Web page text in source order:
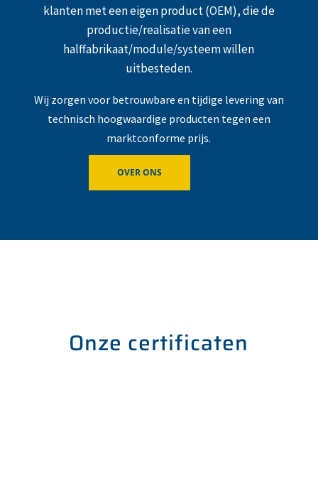
klanten met een eigen product (OEM), die de
productie/realisatie van een
halffabrikaat/module/systeem willen
uitbesteden.
Wij zorgen voor betrouwbare en tijdige levering van
technisch hoogwaardige producten tegen een
marktconforme prijs.
OVER ONS
Onze certificaten